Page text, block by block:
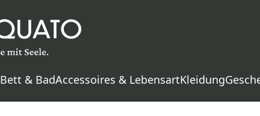
Bett & BadAccessoires & LebensartKleidung